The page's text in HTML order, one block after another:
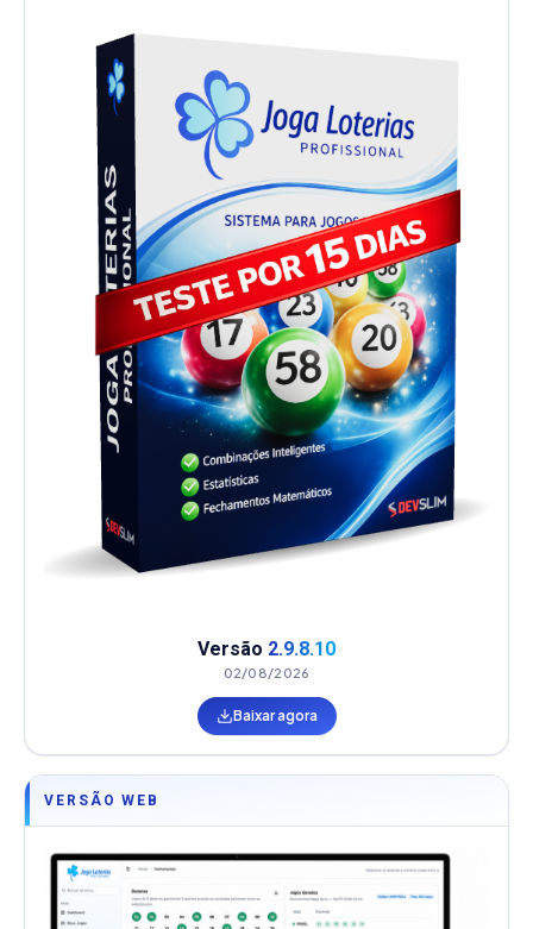
Versão 2.9.8.10
02/08/2026
Baixar agora
VERSÃO WEB